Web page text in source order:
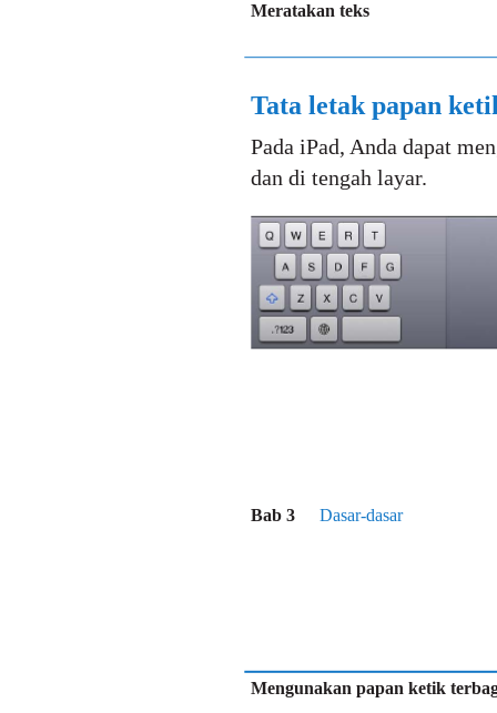
Meratakan teks
Tata letak papan
Pada iPad, Anda dapat
dan di tengah layar.
Bab 3 Dasar-dasar
Mengunakan papan ketik